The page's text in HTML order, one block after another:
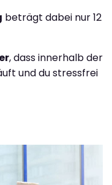
beträgt dabei nur 12
, dass innerhalb der
und du stressfrei